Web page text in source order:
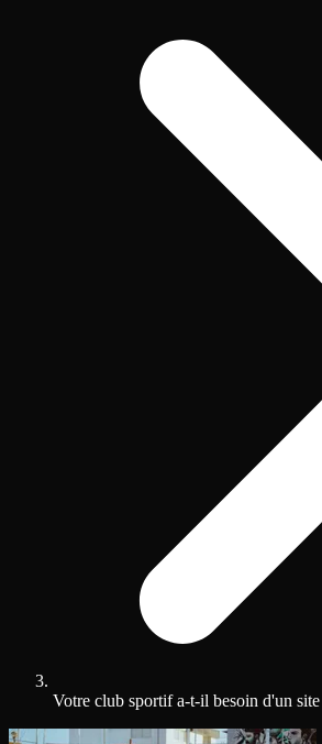
Votre club sportif a-t-il besoin d'un